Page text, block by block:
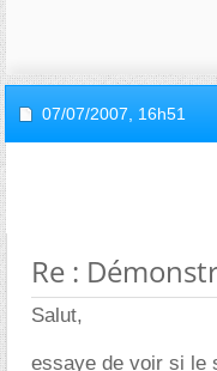
07/07/2007, 16h51
Re :
Salut,
essaye de voir si le